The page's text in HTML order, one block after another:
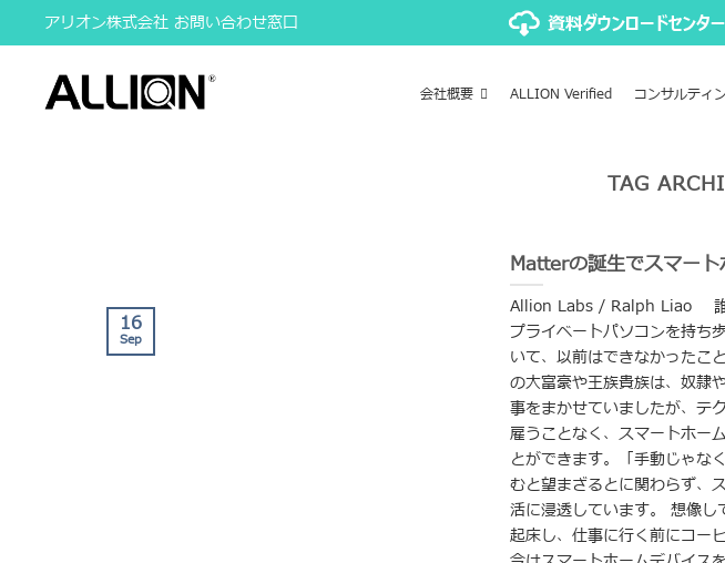
to
content
アリオン株式会社 お問い合わせ窓口
会社概要 ALLION Verified コンサルティ
TAG
Matterの誕生でスマート
Allion Labs / Ralph Liao 誰
プライベートパソコンを持ち
いて、以前はできなかったこ
の大富豪や王族貴族は、奴隷
事をまかせていましたが、テ
雇うことなく、スマートホー
とができます。「手動じゃな
むと望まざるとに関わらず、
活に浸透しています。 想像し
起床し、仕事に行く前にコー
16
Sep